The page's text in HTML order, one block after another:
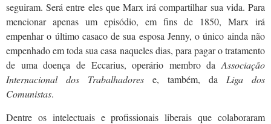
seguiram. Será entre eles que Marx irá compartilhar sua vida. Para
mencionar apenas um episódio, em fins de 1850, Marx irá
empenhar o último casaco de sua esposa Jenny, o único ainda não
empenhado em toda sua casa naqueles dias, para pagar o tratamento
de uma doença de Eccarius, operário membro daAssociação
Internacional dos Trabalhadores e, também, da Liga dos
Comunistas.
Dentre os intelectuais e profissionais liberais que colaboraram